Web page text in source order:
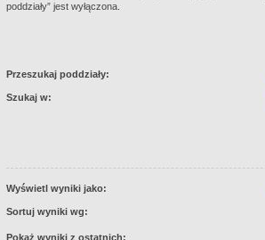
poddziały” jest wyłączona.
Przeszukaj poddziały:
Szukaj w:
Wyświetl wyniki jako:
Sortuj wyniki wg:
Pokaż wyniki z ostatnich: